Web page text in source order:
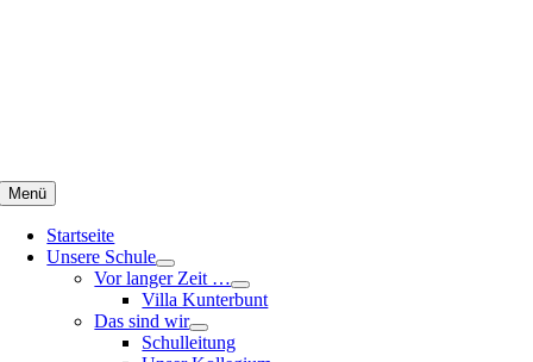
Menü
Startseite
Unsere Schule
Vor langer Zeit …
Villa Kunterbunt
Das sind wir
Schulleitung